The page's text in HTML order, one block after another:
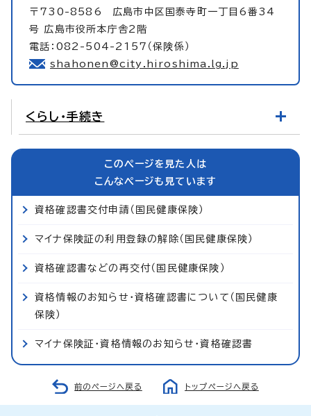
〒730-8586 広島市中区国泰寺町一丁目6番34
号 広島市役所本庁舎2階
電話：082-504-2157（保険係）
shahonen@city.hiroshima.lg.jp
くらし・手続き
このページを見た人は
こんなページも見ています
資格確認書交付申請（国民健康保険）
マイナ保険証の利用登録の解除（国民健康保険）
資格確認書などの再交付（国民健康保険）
資格情報のお知らせ・資格確認書について（国民健康
保険）
マイナ保険証・資格情報のお知らせ・資格確認書
前のページへ戻る トップページへ戻る